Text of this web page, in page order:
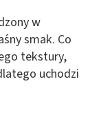
w
smak. Co
tekstury,
uchodzi